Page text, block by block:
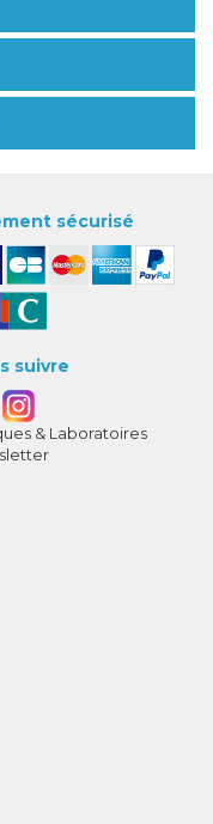
sécurisé
suivre
& Laboratoires